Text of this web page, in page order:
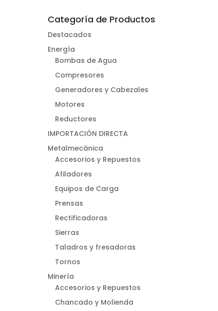
Categoría de Productos
Destacados
Energía
Bombas de Agua
Compresores
Generadores y Cabezales
Motores
Reductores
IMPORTACIÓN DIRECTA
Metalmecánica
Accesorios y Repuestos
Afiladores
Equipos de Carga
Prensas
Rectificadoras
Sierras
Taladros y fresadoras
Tornos
Minería
Accesorios y Repuestos
Chancado y Molienda